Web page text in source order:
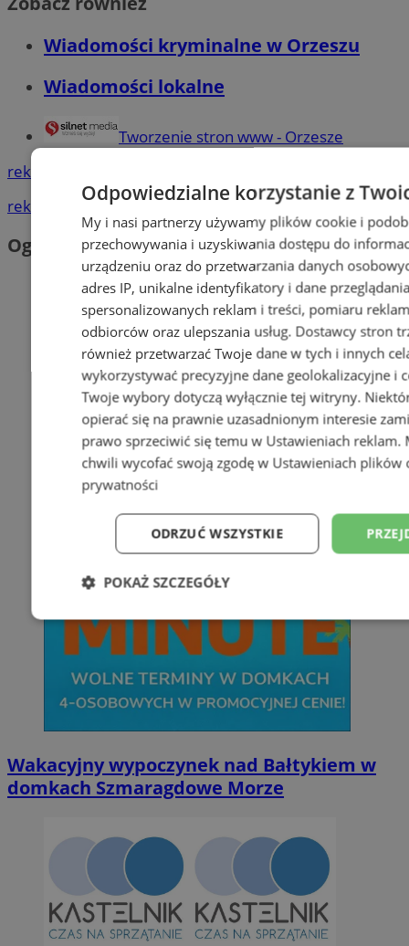
Wiadomości kryminalne w Orzeszu
Wiadomości lokalne
Tworzenie stron www - Orzesze
reklama
reklama
Ogłoszenia
Wakacyjny wypoczynek nad Bałtykiem w
domkach Szmaragdowe Morze
Odpowiedzialne korzystanie z
My i nasi partnerzy używamy plików cookie i
przechowywania i uzyskiwania dostępu do
urządzeniu oraz do przetwarzania danych
adres IP, unikalne identyfikatory i dane
spersonalizowanych reklam i treści, pomiaru
odbiorców oraz ulepszania usług. Dostawcy stron
również przetwarzać Twoje dane w tych i innych
wykorzystywać precyzyjne dane geolokalizacyjne i
Twoje wybory dotyczą wyłącznie tej witryny.
opierać się na prawnie uzasadnionym interesie
prawo sprzeciwić się temu w Ustawieniach reklam.
chwili wycofać swoją zgodę w Ustawieniach plików
prywatności
ODRZUĆ WSZYSTKIE
POKAŻ SZCZEGÓŁY
Niezbędne Wydajność
Niesklasyfikowane
Niezbędne pliki cookie umożliwiają korzystanie z podstawowych
takich jak logowanie użytkownika i zarządzanie kontem. Bez
można prawidłowo korzystać ze strony internetowej.
Nazwa
Provider/
Domena